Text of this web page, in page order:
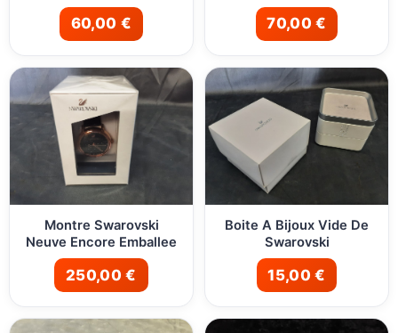
60,00 €
Boite
70,00 €
Montre Swarovski
Neuve Encore Emballee
250,00 €
Boite A Bijoux Vide De
Swarovski
15,00 €